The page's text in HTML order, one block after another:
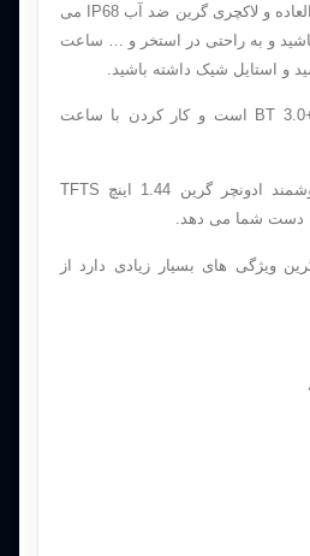
این ساعت هوشمند فوق العاده و لاکچری گرین ضد آب IP68 می
و به راحتی در استخر و … ساعت
و استایل شیک داشته باشید.
دارای نسخه بلوتوث 5.0+3.0 BT است و کار کردن با ساعت
صفحه نمایش ساعت هوشمند ادونچر گرین 1.44 اینچ TFTS
دست شما می دهد.
ویژگی های بسیار زیادی دارد از